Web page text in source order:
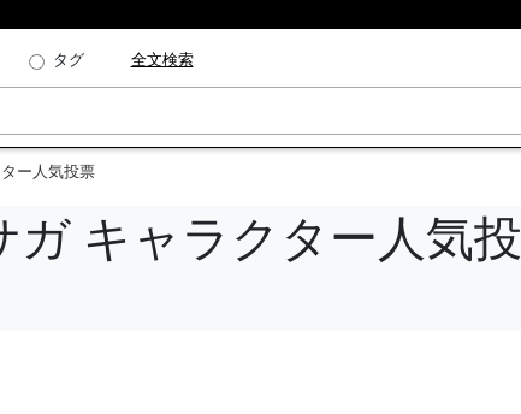
タグ 全文検索
ー人気投票
キャラクター人気投